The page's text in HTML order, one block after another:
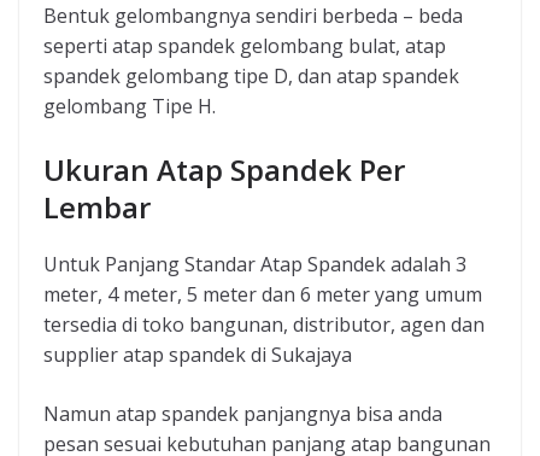
Bentuk gelombangnya sendiri berbeda – beda
seperti atap spandek gelombang bulat, atap
spandek gelombang tipe D, dan atap spandek
gelombang Tipe H.
Ukuran Atap Spandek Per
Lembar
Untuk Panjang Standar Atap Spandek adalah 3
meter, 4 meter, 5 meter dan 6 meter yang umum
tersedia di toko bangunan, distributor, agen dan
supplier atap spandek di Sukajaya
Namun atap spandek panjangnya bisa anda
pesan sesuai kebutuhan panjang atap bangunan